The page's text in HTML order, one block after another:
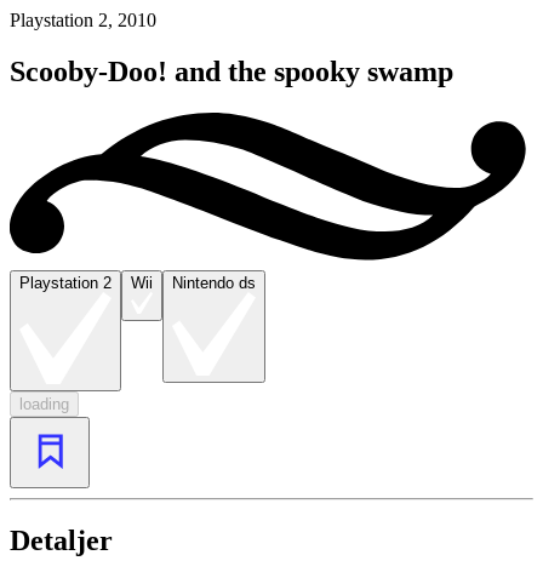
Playstation 2, 2010
Scooby-Doo! and the spooky swamp
Playstation 2 Wii Nintendo ds
loading
Detaljer